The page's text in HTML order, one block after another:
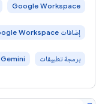
Google Workspace
إضافات Google Workspace
برمجة تطبيقات Gemini